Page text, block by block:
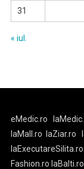
31
« iul.
eMedic.ro
laMall.ro
laZiar.ro
laExecutareSilita.ro
Fashion.ro laBalti.ro